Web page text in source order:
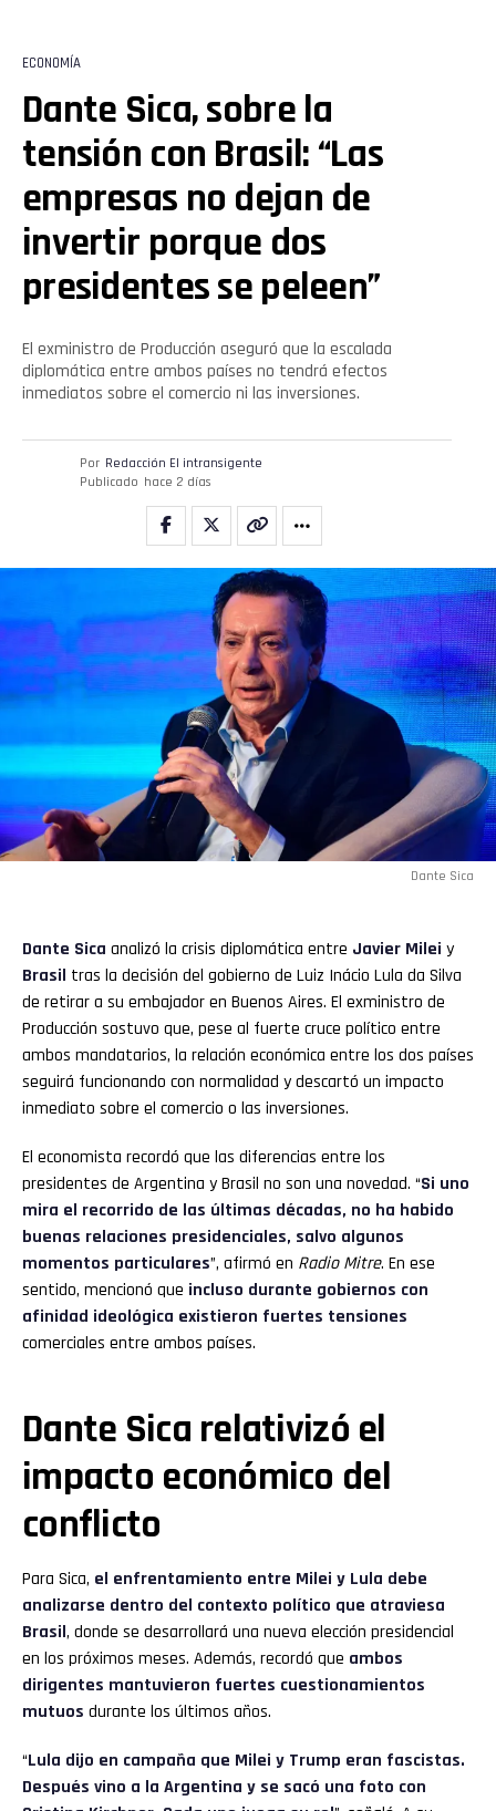
ECONOMÍA
Dante Sica, sobre la
tensión con Brasil: “Las
empresas no dejan de
invertir porque dos
presidentes se peleen”
El exministro de Producción aseguró que la escalada
diplomática entre ambos países no tendrá efectos
inmediatos sobre el comercio ni las inversiones.
Por Redacción El intransigente
Publicado hace 2 días
Dante Sica
Dante Sica analizó la crisis diplomática entre Javier Milei y
Brasil tras la decisión del gobierno de Luiz Inácio Lula da Silva
de retirar a su embajador en Buenos Aires. El exministro de
Producción sostuvo que, pese al fuerte cruce político entre
ambos mandatarios, la relación económica entre los dos países
seguirá funcionando con normalidad y descartó un impacto
inmediato sobre el comercio o las inversiones.
El economista recordó que las diferencias entre los
presidentes de Argentina y Brasil no son una novedad. “Si uno
mira el recorrido de las últimas décadas, no ha habido
buenas relaciones presidenciales, salvo algunos
momentos particulares”, afirmó en Radio Mitre. En ese
sentido, mencionó que incluso durante gobiernos con
afinidad ideológica existieron fuertes tensiones
comerciales entre ambos países.
Dante Sica relativizó el
impacto económico del
conflicto
Para Sica, el enfrentamiento entre Milei y Lula debe
analizarse dentro del contexto político que atraviesa
Brasil, donde se desarrollará una nueva elección presidencial
en los próximos meses. Además, recordó que ambos
dirigentes mantuvieron fuertes cuestionamientos
mutuos durante los últimos años.
“Lula dijo en campaña que Milei y Trump eran fascistas.
Después vino a la Argentina y se sacó una foto con